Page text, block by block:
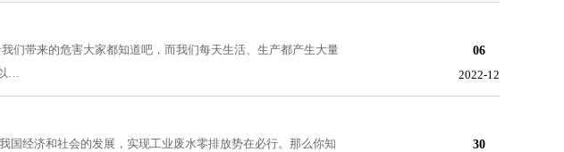
们带来的危害大家都知道吧，而我们每天生活、生产都产生大量
…
06
2022-12
国经济和社会的发展，实现工业废水零排放势在必行。那么你知
30